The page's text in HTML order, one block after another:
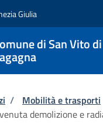
Giulia
di San Vito di
pane
/ Mobilità e trasporti
demolizione e